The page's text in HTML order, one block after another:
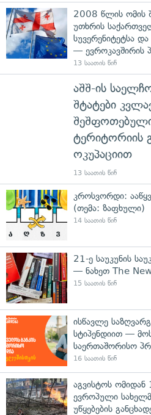
2008 წლის ომის
უთხრის
სუვერენიტეტსა
— ევროკავშირის
13 საათის წინ
აშშ-ის
შტატები
ტერიტორიის
ოკუპაციით
13 საათის წინ
კროსვორდი:
(თემა: ზაფხული)
14 საათის წინ
21-ე საუკუნის
— ნახეთ The
15 საათის წინ
ისწავლე
სტიპენდიით —
საერთაშორისო
16 საათის წინ
აგვისტოს
ევროპული
უწყებების